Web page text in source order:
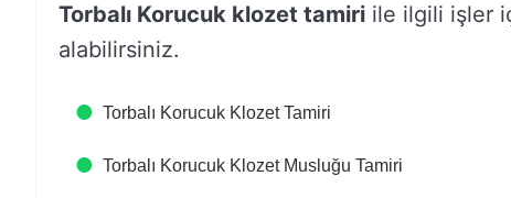
Torbalı Korucuk klozet tamiri ile ilgili işler
alabilirsiniz.
Torbalı Korucuk Klozet Tamiri
Torbalı Korucuk Klozet Musluğu Tamiri